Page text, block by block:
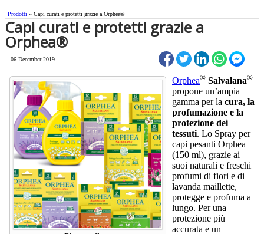
Prodotti » Capi curati e protetti grazie a Orphea®
Capi curati e protetti grazie a
Orphea®
06 December 2019
Orphea® Salvalana®
propone un’ampia
gamma per la cura, la
profumazione e la
protezione dei
tessuti. Lo Spray per
capi pesanti Orphea
(150 ml), grazie ai
suoi naturali e freschi
profumi di fiori e di
lavanda maillette,
protegge e profuma a
lungo. Per una
protezione più
accurata e un